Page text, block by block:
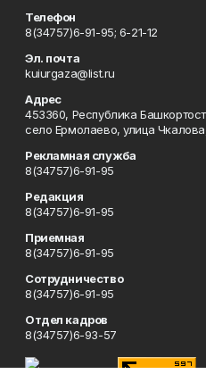
Телефон
8(34757)6-91-95; 6-21-12
Эл. почта
kuiurgaza@list.ru
Адрес
453360, Республика
село Ермолаево, улица
Рекламная служба
8(34757)6-91-95
Редакция
8(34757)6-91-95
Приемная
8(34757)6-91-95
Сотрудничество
8(34757)6-91-95
Отдел кадров
8(34757)6-93-57